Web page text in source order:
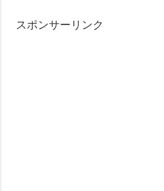
スポンサーリンク